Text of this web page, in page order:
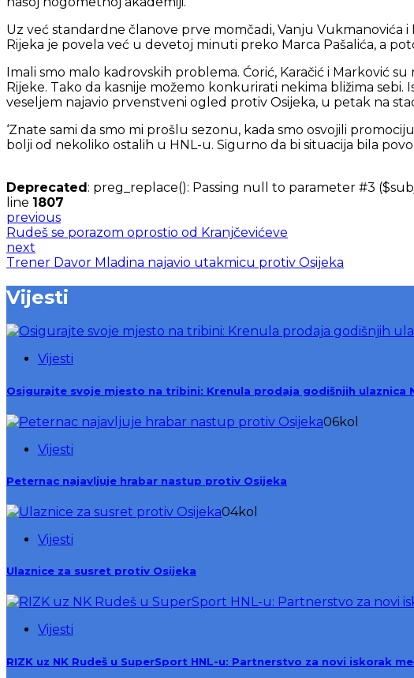
Uz već standardne članove prve momčadi, Vanju Vukmanovića
Rijeka je povela već u devetoj minuti preko Marca Pašalića, a
Imali smo malo kadrovskih problema. Ćorić, Karačić i Marković
Rijeke. Tako da kasnije možemo konkurirati nekima bližima
veseljem najavio prvenstveni ogled protiv Osijeka, u petak na
‘Znate sami da smo mi prošlu sezonu, kada smo osvojili
bolji od nekoliko ostalih u HNL-u. Sigurno da bi situacija bila
Deprecated: preg_replace(): Passing null to parameter #3
line 1807
previous
Rudeš se porazom oprostio od Kranjčevićeve
next
Trener Davor Mladina najavio utakmicu protiv Osijeka
Vijesti
Vijesti
Osigurajte svoje mjesto na tribini: Krenula prodaja godišnjih ulaznica
06kol
Vijesti
Peternac najavljuje hrabar nastup protiv Osijeka
04kol
Vijesti
Ulaznice za susret protiv Osijeka
Vijesti
RIZK uz NK Rudeš u SuperSport HNL-u: Partnerstvo za novi iskorak